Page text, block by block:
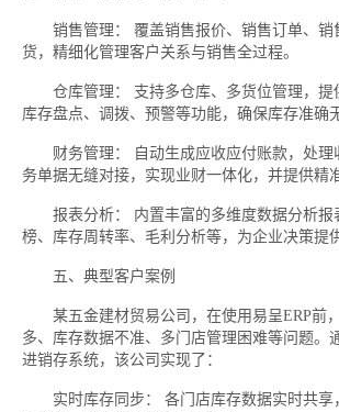
销售管理： 覆盖销售报价、销售订单、销
货，精细化管理客户关系与销售全过程。
仓库管理： 支持多仓库、多货位管理，提
库存盘点、调拨、预警等功能，确保库存准确
财务管理： 自动生成应收应付账款，处理
务单据无缝对接，实现业财一体化，并提供精
报表分析： 内置丰富的多维度数据分析报
榜、库存周转率、毛利分析等，为企业决策提
五、典型客户案例
某五金建材贸易公司，在使用易呈ERP前
多、库存数据不准、多门店管理困难等问题。
进销存系统，该公司实现了：
实时库存同步： 各门店库存数据实时共享